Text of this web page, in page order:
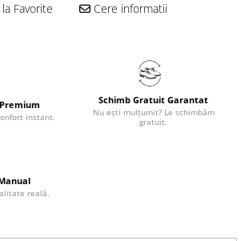
Favorite Cere informatii
instant.
Schimb Gratuit Garantat
Nu ești mulțumit? Le schimbăm
gratuit.
reală.